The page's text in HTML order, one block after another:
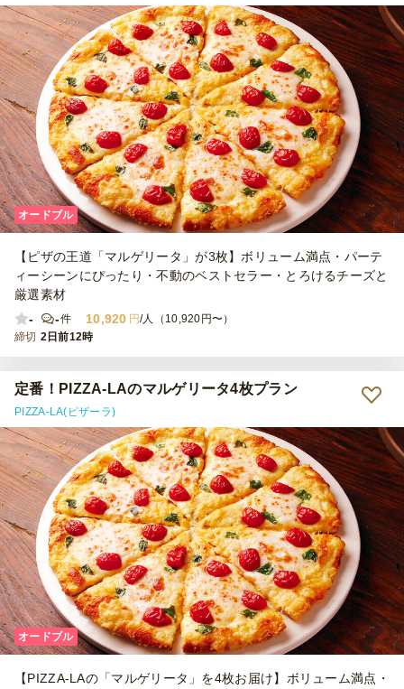
オードブル
【ピザの王道「マルゲリータ」が3枚】ボリューム満点・パーテ
ィーシーンにぴったり・不動のベストセラー・とろけるチーズと
厳選素材
-
-件 10,920 円/人（10,920円〜）
締切 2日前12時
定番！PIZZA-LAのマルゲリータ4枚プラン
PIZZA-LA(ピザーラ)
オードブル
【PIZZA-LAの「マルゲリータ」を4枚お届け】ボリューム満点・